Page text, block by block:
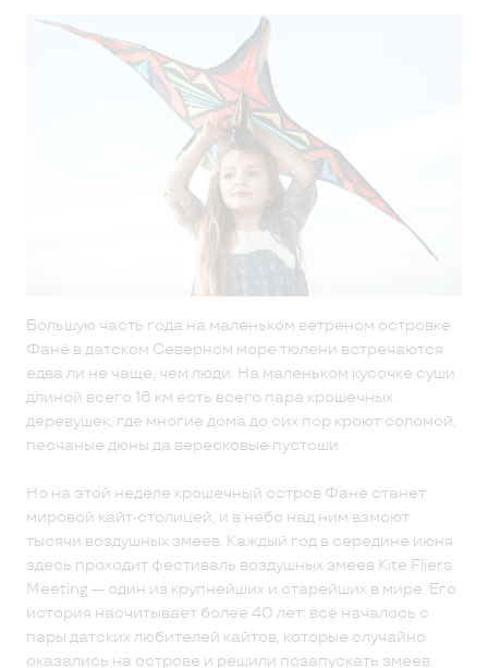
Большую часть года на маленьком ветреном островке
Фанё в датском Северном море тюлени встречаются
едва ли не чаще, чем люди. На маленьком кусочке суши
длиной всего 16 км есть всего пара крошечных
деревушек, где многие дома до сих пор кроют соломой,
песчаные дюны да вересковые пустоши.
Но на этой неделе крошечный остров Фанё станет
мировой кайт-столицей, и в небо над ним взмоют
тысячи воздушных змеев. Каждый год в середине июня
здесь проходит фестиваль воздушных змеев Kite Fliers
Meeting — один из крупнейших и старейших в мире. Его
история насчитывает более 40 лет: всё началось с
пары датских любителей кайтов, которые случайно
оказались на острове и решили позапускать змеев.